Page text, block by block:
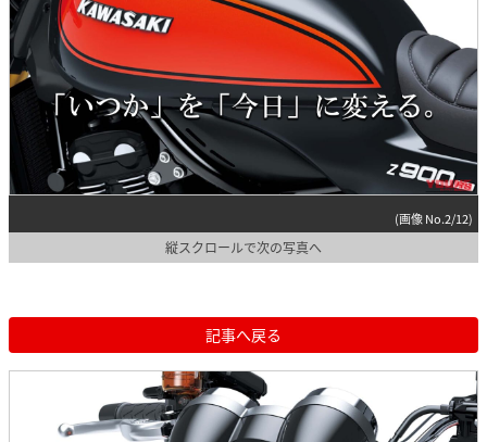
(画像 No.2/12)
縦スクロールで次の写真へ
記事へ戻る